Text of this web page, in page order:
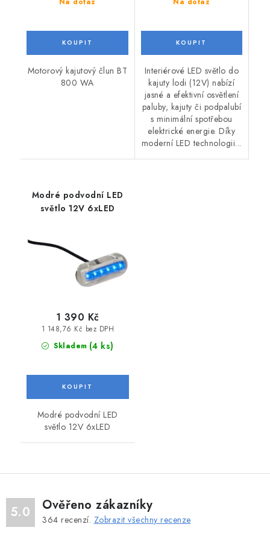
Motorový kajutový člun BT
800 WA
Interiérové LED světlo do
kajuty lodi (12V) nabízí
jasné a efektivní osvětlení
paluby, kajuty či podpalubí
s minimální spotřebou
elektrické energie. Díky
moderní LED technologii...
Modré podvodní LED
světlo 12V 6xLED
Skladem (4 ks)
1 148,76 Kč bez DPH
1 390 Kč
Modré podvodní LED
světlo 12V 6xLED
5.0 Ověřeno zákazníky
364 recenzí. Zobrazit všechny recenze